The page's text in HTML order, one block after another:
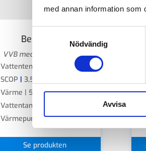
med annan information som
Nödvändig
Avvisa
Bereda 190
VVB med luftvärmepump
Vattentemp
+30~75 °C
SCOP | 3,5
Värme | 5,30 kW
Vattentank
Värmepumpsdrift till -15° C
Se produkten